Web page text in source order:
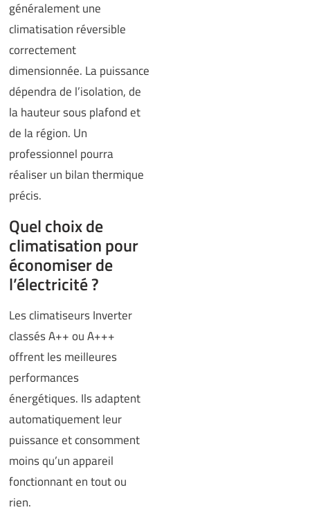
généralement une
climatisation réversible
correctement
dimensionnée. La puissance
dépendra de l’isolation, de
la hauteur sous plafond et
de la région. Un
professionnel pourra
réaliser un bilan thermique
précis.
Quel choix de
climatisation pour
économiser de
l’électricité ?
Les climatiseurs Inverter
classés A++ ou A+++
offrent les meilleures
performances
énergétiques. Ils adaptent
automatiquement leur
puissance et consomment
moins qu’un appareil
fonctionnant en tout ou
rien.